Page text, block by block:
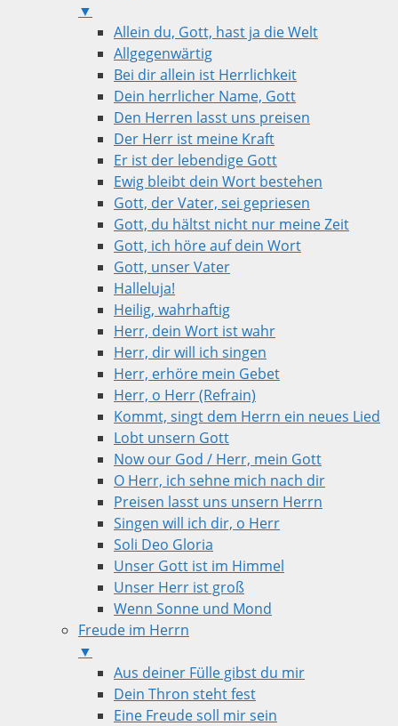
▼
Allein du, Gott, hast ja die Welt
Allgegenwärtig
Bei dir allein ist Herrlichkeit
Dein herrlicher Name, Gott
Den Herren lasst uns preisen
Der Herr ist meine Kraft
Er ist der lebendige Gott
Ewig bleibt dein Wort bestehen
Gott, der Vater, sei gepriesen
Gott, du hältst nicht nur meine Zeit
Gott, ich höre auf dein Wort
Gott, unser Vater
Halleluja!
Heilig, wahrhaftig
Herr, dein Wort ist wahr
Herr, dir will ich singen
Herr, erhöre mein Gebet
Herr, o Herr (Refrain)
Kommt, singt dem Herrn ein neues Lied
Lobt unsern Gott
Now our God / Herr, mein Gott
O Herr, ich sehne mich nach dir
Preisen lasst uns unsern Herrn
Singen will ich dir, o Herr
Soli Deo Gloria
Unser Gott ist im Himmel
Unser Herr ist groß
Wenn Sonne und Mond
Freude im Herrn
▼
Aus deiner Fülle gibst du mir
Dein Thron steht fest
Eine Freude soll mir sein